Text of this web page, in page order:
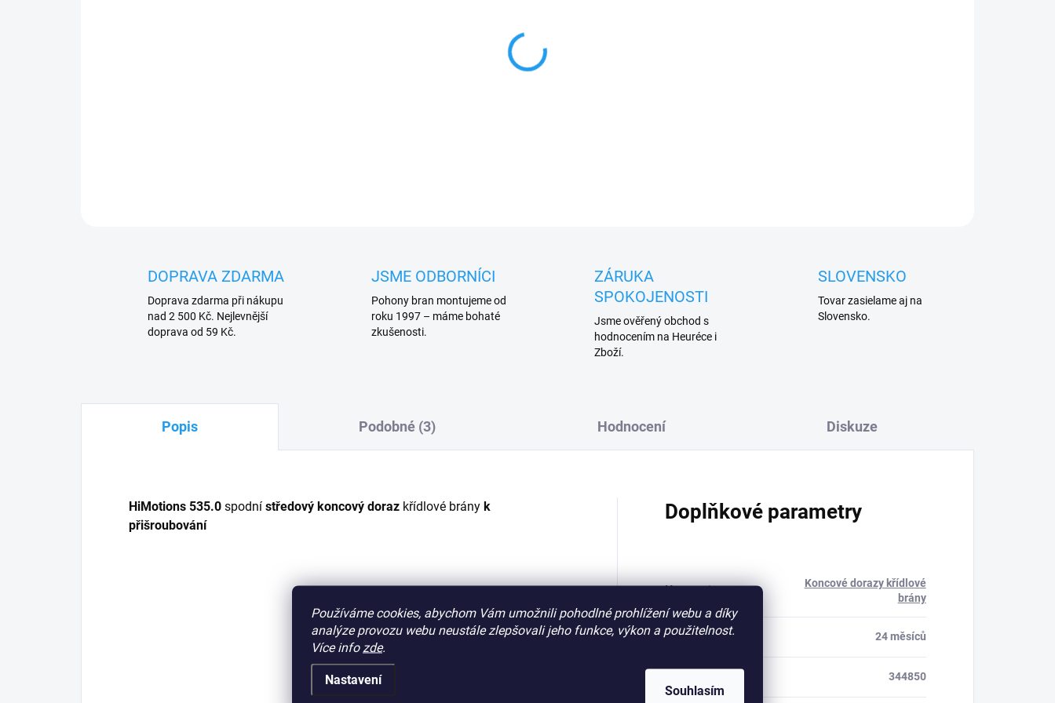
Používáme cookies, abychom Vám umožnili pohodlné prohlížení webu a díky
analýze provozu webu neustále zlepšovali jeho funkce, výkon a použitelnost.
Více info zde.
Nastavení
Souhlasím
DOPRAVA ZDARMA
Doprava zdarma při nákupu
nad 2 500 Kč. Nejlevnější
doprava od 59 Kč.
JSME ODBORNÍCI
Pohony bran montujeme od
roku 1997 – máme bohaté
zkušenosti.
ZÁRUKA
SPOKOJENOSTI
Jsme ověřený obchod s
hodnocením na Heuréce i
Zboží.
SLOVENSKO
Tovar zasielame aj na
Slovensko.
Popis Podobné (3) Hodnocení Diskuze
HiMotions 535.0 spodní středový koncový doraz křídlové brány k
přišroubování
Doplňkové parametry
Kategorie:
Koncové dorazy křídlové
brány
Záruka: 24 měsíců
344850